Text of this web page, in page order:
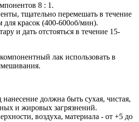
8 : 1.
тщательно перемешать в течение
для красок (400-600об/мин).
и дать отстояться в течение 15-
лак использовать в
должна быть сухая, чистая,
и жировых загрязнений.
воздуха, материала - от +5 до